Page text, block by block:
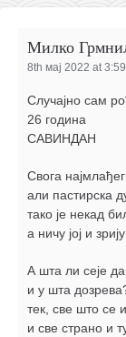
Милко
8th мај 2022 at
Случајно сам
26 година
САВИНДАН
Свога
али пастирска
тако је некад
а ничу јој и
А шта ли сеје
и у шта
тек, све што се
и све страно и